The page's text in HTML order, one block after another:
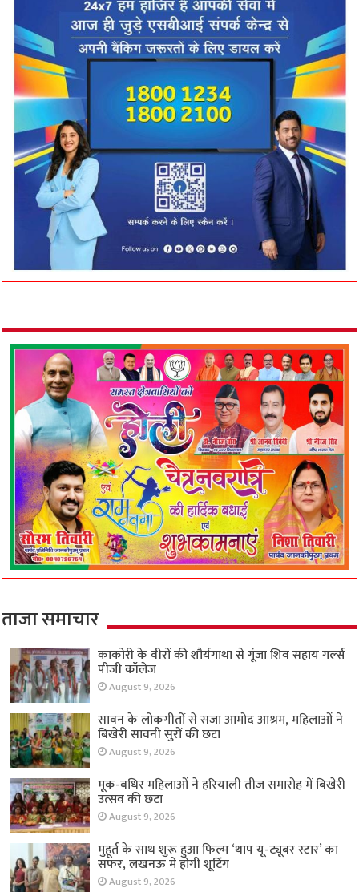
ताजा समाचार
काकोरी के वीरों की शौर्यगाथा से गूंजा शिव सहाय गर्ल्स
पीजी कॉलेज
August 9, 2026
सावन के लोकगीतों से सजा आमोद आश्रम, महिलाओं ने
बिखेरी सावनी सुरों की छटा
August 9, 2026
मूक-बधिर महिलाओं ने हरियाली तीज समारोह में बिखेरी
उत्सव की छटा
August 9, 2026
मुहूर्त के साथ शुरू हुआ फिल्म ‘थाप यू-ट्यूबर स्टार’ का
सफर, लखनऊ में होगी शूटिंग
August 9, 2026